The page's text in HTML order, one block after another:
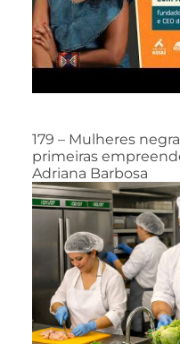
179 – Mulheres
primeiras
Adriana Barbosa